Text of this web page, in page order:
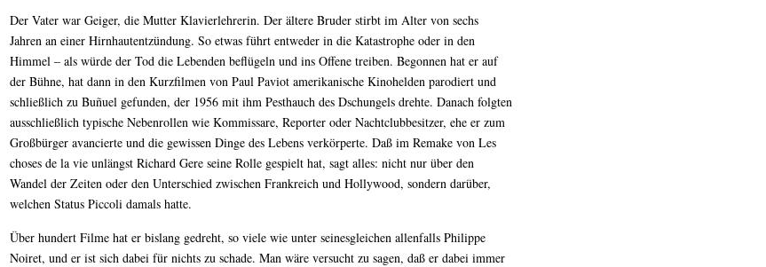
Der Vater war Geiger, die Mutter Klavierlehrerin. Der ältere Bruder stirbt im Alter von sechs
Jahren an einer Hirnhautentzündung. So etwas führt entweder in die Katastrophe oder in den
Himmel – als würde der Tod die Lebenden beflügeln und ins Offene treiben. Begonnen hat er auf
der Bühne, hat dann in den Kurzfilmen von Paul Paviot amerikanische Kinohelden parodiert und
schließlich zu Buñuel gefunden, der 1956 mit ihm Pesthauch des Dschungels drehte. Danach folgten
ausschließlich typische Nebenrollen wie Kommissare, Reporter oder Nachtclubbesitzer, ehe er zum
Großbürger avancierte und die gewissen Dinge des Lebens verkörperte. Daß im Remake von Les
choses de la vie unlängst Richard Gere seine Rolle gespielt hat, sagt alles: nicht nur über den
Wandel der Zeiten oder den Unterschied zwischen Frankreich und Hollywood, sondern darüber,
welchen Status Piccoli damals hatte.
Über hundert Filme hat er bislang gedreht, so viele wie unter seinesgleichen allenfalls Philippe
Noiret, und er ist sich dabei für nichts zu schade. Man wäre versucht zu sagen, daß er dabei immer